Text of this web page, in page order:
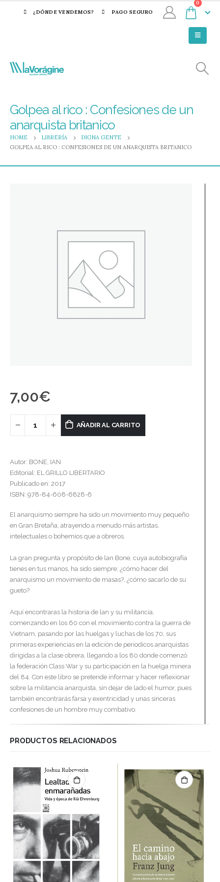
¿DÓNDE VENDEMOS? PAGO SEGURO
0
Golpea al rico : Confesiones de un
anarquista britanico
HOME LIBRERÍA
DIGNA GENTE
GOLPEA AL RICO : CONFESIONES DE UN ANARQUISTA BRITANICO
7,00€
AÑADIR AL CARRITO
Autor: BONE, IAN
Editorial: EL GRILLO LIBERTARIO
Publicado en: 2017
ISBN: 978-84-608-6828-6
El anarquismo siempre ha sido un movimiento muy pequeño
en Gran Bretaña, atrayendo a menudo más artistas,
intelectuales o bohemios que a obreros.
La gran pregunta y propósito de lan Bone, cuya autobiografía
tienes en tus manos, ha sido siempre: ¿cómo hacer del
anarquismo un movimiento de masas?, ¿cómo sacarlo de su
gueto?
Aquí encontraras la historia de lan y su militancia,
comenzando en los 60 con el movimiento contra la guerra de
Vietnam, pasando por las huelgas y luchas de los 70, sus
primeras experiencias en la edición de periodicos anarquistas
dirigidas a la clase obrera, llegando a los 80 donde comenzó
la federación Class War y su participación en la huelga minera
del 84. Con este libro se pretende informar y hacer reflexionar
sobre la militancia anarquista, sin dejar de lado el humor, pues
también encontrarás farsa y exentricidad y unas sinceras
confesiones de un hombre muy combativo.
PRODUCTOS RELACIONADOS